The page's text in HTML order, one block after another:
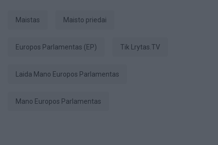
Maistas maisto priedai
Europos Parlamentas (EP) tik Lrytas.TV
Laida Mano Europos Parlamentas
Mano Europos Parlamentas